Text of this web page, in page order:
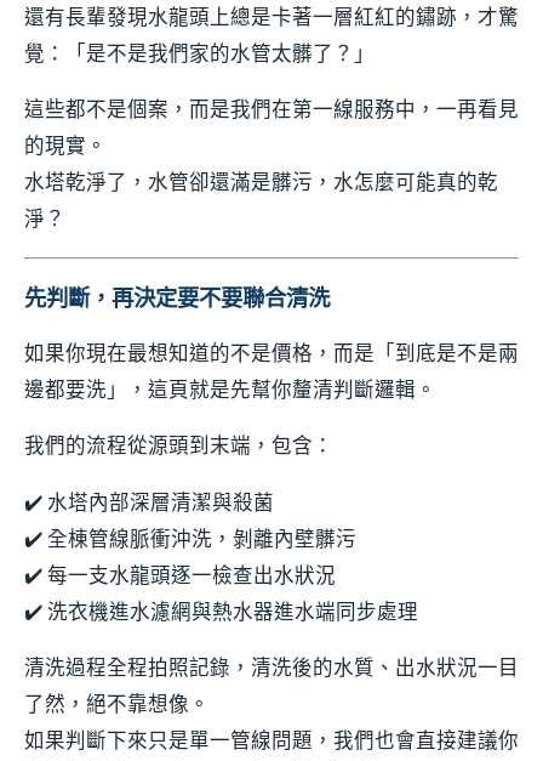
還有長輩發現水龍頭上總是卡著一層紅紅的鏽跡，才驚
覺：「是不是我們家的水管太髒了？」
這些都不是個案，而是我們在第一線服務中，一再看見
的現實。
水塔乾淨了，水管卻還滿是髒污，水怎麼可能真的乾
淨？
先判斷，再決定要不要聯合清洗
如果你現在最想知道的不是價格，而是「到底是不是兩
邊都要洗」，這頁就是先幫你釐清判斷邏輯。
我們的流程從源頭到末端，包含：
✔️ 水塔內部深層清潔與殺菌
✔️ 全棟管線脈衝沖洗，剝離內壁髒污
✔️ 每一支水龍頭逐一檢查出水狀況
✔️ 洗衣機進水濾網與熱水器進水端同步處理
清洗過程全程拍照記錄，清洗後的水質、出水狀況一目
了然，絕不靠想像。
如果判斷下來只是單一管線問題，我們也會直接建議你